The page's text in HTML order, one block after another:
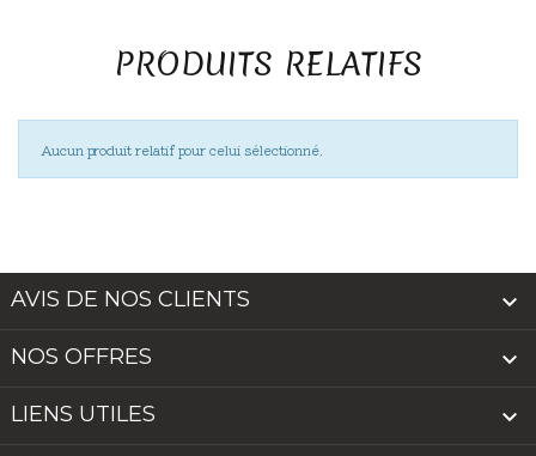
PRODUITS RELATIFS
Aucun produit relatif pour celui sélectionné.
AVIS DE NOS CLIENTS 
NOS OFFRES 
LIENS UTILES 